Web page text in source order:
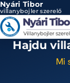
Ugrás a tartalomra
Nyári Tibor
villanybojler szerelő
Hajdu
Mi